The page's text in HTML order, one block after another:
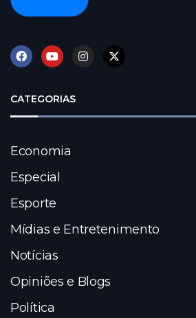
CATEGORIAS
Economia
Especial
Esporte
Mídias e Entretenimento
Notícias
Opiniões e Blogs
Política